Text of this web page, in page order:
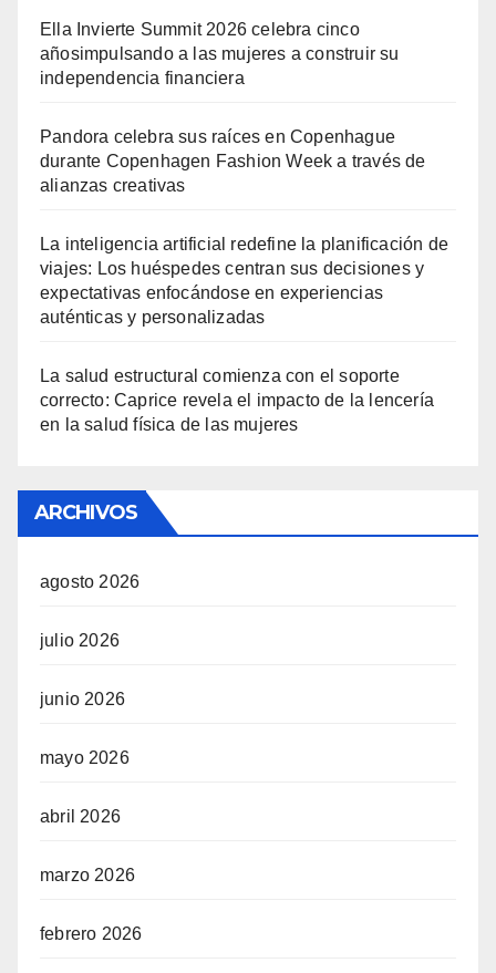
Ella Invierte Summit 2026 celebra cinco
añosimpulsando a las mujeres a construir su
independencia financiera
Pandora celebra sus raíces en Copenhague
durante Copenhagen Fashion Week a través de
alianzas creativas
La inteligencia artificial redefine la planificación de
viajes: Los huéspedes centran sus decisiones y
expectativas enfocándose en experiencias
auténticas y personalizadas
La salud estructural comienza con el soporte
correcto: Caprice revela el impacto de la lencería
en la salud física de las mujeres
ARCHIVOS
agosto 2026
julio 2026
junio 2026
mayo 2026
abril 2026
marzo 2026
febrero 2026